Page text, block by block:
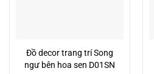
được
chọn
Đồ decor trang trí Song
ngư bên hoa sen D01SN